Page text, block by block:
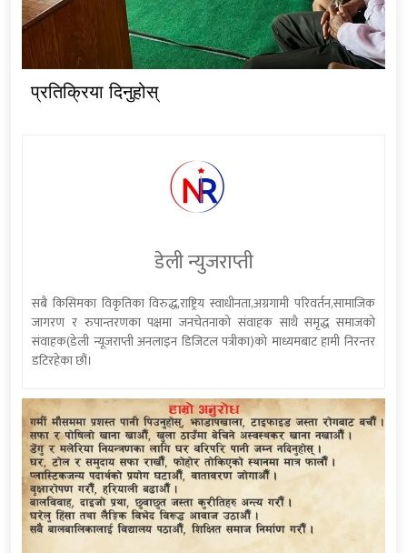
प्रतिक्रिया दिनुहोस्
डेली न्युजराप्ती
सबै किसिमका विकृतिका विरुद्ध,राष्ट्रिय स्वाधीनता,अग्रगामी परिवर्तन,सामाजिक
जागरण र रुपान्तरणका पक्षमा जनचेतनाको संवाहक साथै समृद्ध समाजको
संवाहक(डेली न्यूजराप्ती अनलाइन डिजिटल पत्रीका)को माध्यमबाट हामी निरन्तर
डटिरहेका छौं।